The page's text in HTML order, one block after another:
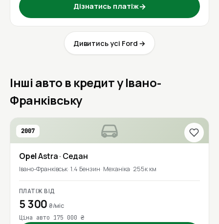
Дізнатись платіж→
Дивитись усі Ford →
Інші авто в кредит у Івано-
Франківську
2007
OpelAstra· Седан
Івано-Франківськ 1.4 Бензин Механіка 255к км
ПЛАТІЖ ВІД
5 300₴/міс
Ціна авто 175 000 ₴